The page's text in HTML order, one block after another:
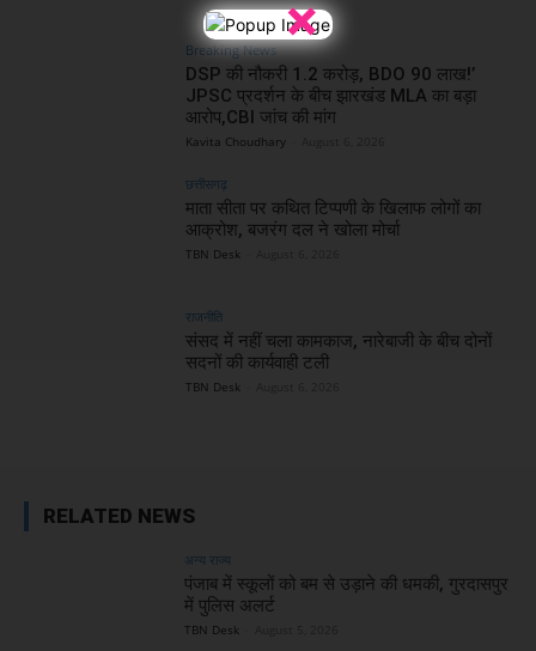
×
Breaking News
DSP की नौकरी 1.2 करोड़, BDO 90 लाख!’
JPSC प्रदर्शन के बीच झारखंड MLA का बड़ा
आरोप,CBI जांच की मांग
Kavita Choudhary
छत्तीसगढ़
माता सीता पर कथित टिप्पणी के खिलाफ लोगों का
आक्रोश, बजरंग दल ने खोला मोर्चा
TBN Desk
राजनीति
संसद में नहीं चला कामकाज, नारेबाजी के बीच दोनों
सदनों की कार्यवाही टली
TBN Desk
RELATED NEWS
अन्य राज्य
पंजाब में स्कूलों को बम से उड़ाने की धमकी, गुरदासपुर
में पुलिस अलर्ट
TBN Desk